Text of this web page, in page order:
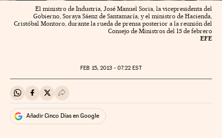
El ministro de Industria, José Manuel Soria, la vicepresidenta del
Gobierno, Soraya Sáenz de Santamaría, y el ministro de Hacienda,
Cristóbal Montoro, durante la rueda de prensa posterior a la reunión del
Consejo de Ministros del 15 de febrero
EFE
FEB 15, 2013 - 07:22 EST
Compartir en Whatsapp
Compartir en Facebook
Compartir en Twitter
Desplegar Redes Sociales
Añadir Cinco Días en Google